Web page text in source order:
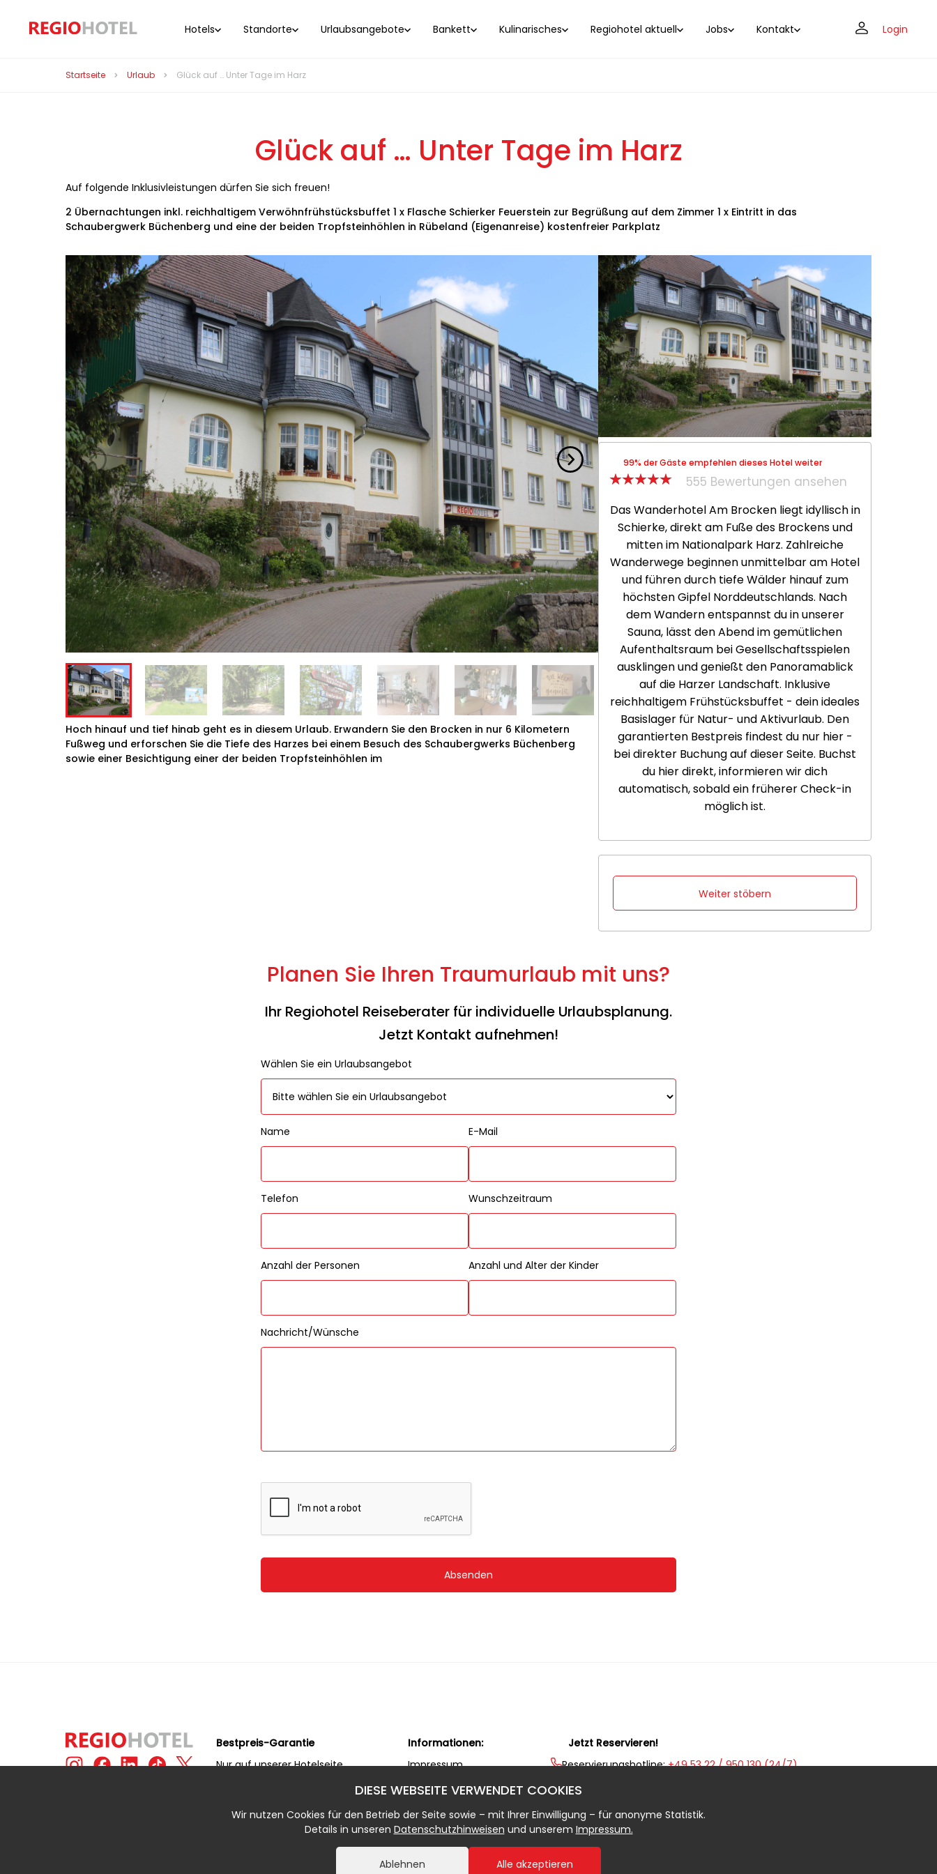
Hotels Standorte Urlaubsangebote Bankett Kulinarisches Regiohotel aktuell Jobs Kontakt Login
Startseite Urlaub Glück auf … Unter Tage im Harz
Glück auf … Unter Tage im Harz
Auf folgende Inklusivleistungen dürfen Sie sich freuen!
2 Übernachtungen inkl. reichhaltigem Verwöhnfrühstücksbuffet 1 x Flasche Schierker Feuerstein zur Begrüßung auf dem Zimmer 1 x Eintritt in das
Schaubergwerk Büchenberg und eine der beiden Tropfsteinhöhlen in Rübeland (Eigenanreise) kostenfreier Parkplatz
Hoch hinauf und tief hinab geht es in diesem Urlaub. Erwandern Sie den Brocken in nur 6 Kilometern
Fußweg und erforschen Sie die Tiefe des Harzes bei einem Besuch des Schaubergwerks Büchenberg
sowie einer Besichtigung einer der beiden Tropfsteinhöhlen im
99% der Gäste empfehlen dieses Hotel weiter
555 Bewertungen ansehen
Das Wanderhotel Am Brocken liegt idyllisch in
Schierke, direkt am Fuße des Brockens und
mitten im Nationalpark Harz. Zahlreiche
Wanderwege beginnen unmittelbar am Hotel
und führen durch tiefe Wälder hinauf zum
höchsten Gipfel Norddeutschlands. Nach
dem Wandern entspannst du in unserer
Sauna, lässt den Abend im gemütlichen
Aufenthaltsraum bei Gesellschaftsspielen
ausklingen und genießt den Panoramablick
auf die Harzer Landschaft. Inklusive
reichhaltigem Frühstücksbuffet - dein ideales
Basislager für Natur- und Aktivurlaub. Den
garantierten Bestpreis findest du nur hier -
bei direkter Buchung auf dieser Seite. Buchst
du hier direkt, informieren wir dich
automatisch, sobald ein früherer Check-in
möglich ist.
Weiter stöbern
Planen Sie Ihren Traumurlaub mit uns?
Ihr Regiohotel Reiseberater für individuelle Urlaubsplanung.
Jetzt Kontakt aufnehmen!
Wählen Sie ein Urlaubsangebot
Name E-Mail
Telefon Wunschzeitraum
Anzahl der Personen Anzahl und Alter der Kinder
Nachricht/Wünsche
Absenden
DIESE WEBSEITE VERWENDET COOKIES
Wir nutzen Cookies für den Betrieb der Seite sowie – mit Ihrer Einwilligung – für anonyme Statistik.
Details in unseren Datenschutzhinweisen und unserem Impressum.
Ablehnen Alle akzeptieren
Bestpreis-Garantie
Nur auf unserer Hotelseite
erhalten Sie immer den besten
Preis!
Informationen:
Impressum
Buchungsbedingungen
Datenschutz
Jetzt Reservieren!
Reservierungshotline:+49 53 22 / 950 130 (24/7)
Online Rezeption (WhatsApp):
Notfallnummer:
+49 5322 / 950 133 (20 - 7 Uhr)